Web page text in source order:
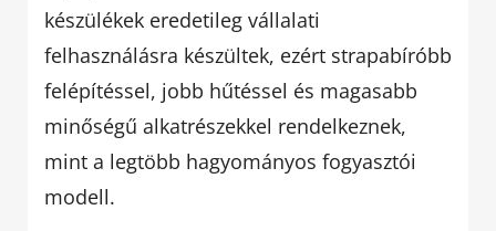
készülékek eredetileg vállalati
felhasználásra készültek, ezért strapabíróbb
felépítéssel, jobb hűtéssel és magasabb
minőségű alkatrészekkel rendelkeznek,
mint a legtöbb hagyományos fogyasztói
modell.